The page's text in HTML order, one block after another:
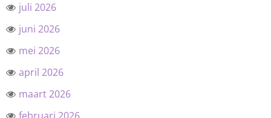
juli 2026
juni 2026
mei 2026
april 2026
maart 2026